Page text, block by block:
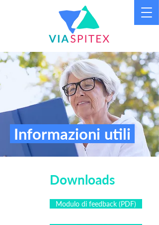
Informazioni utili
Downloads
Modulo di feedback (PDF)